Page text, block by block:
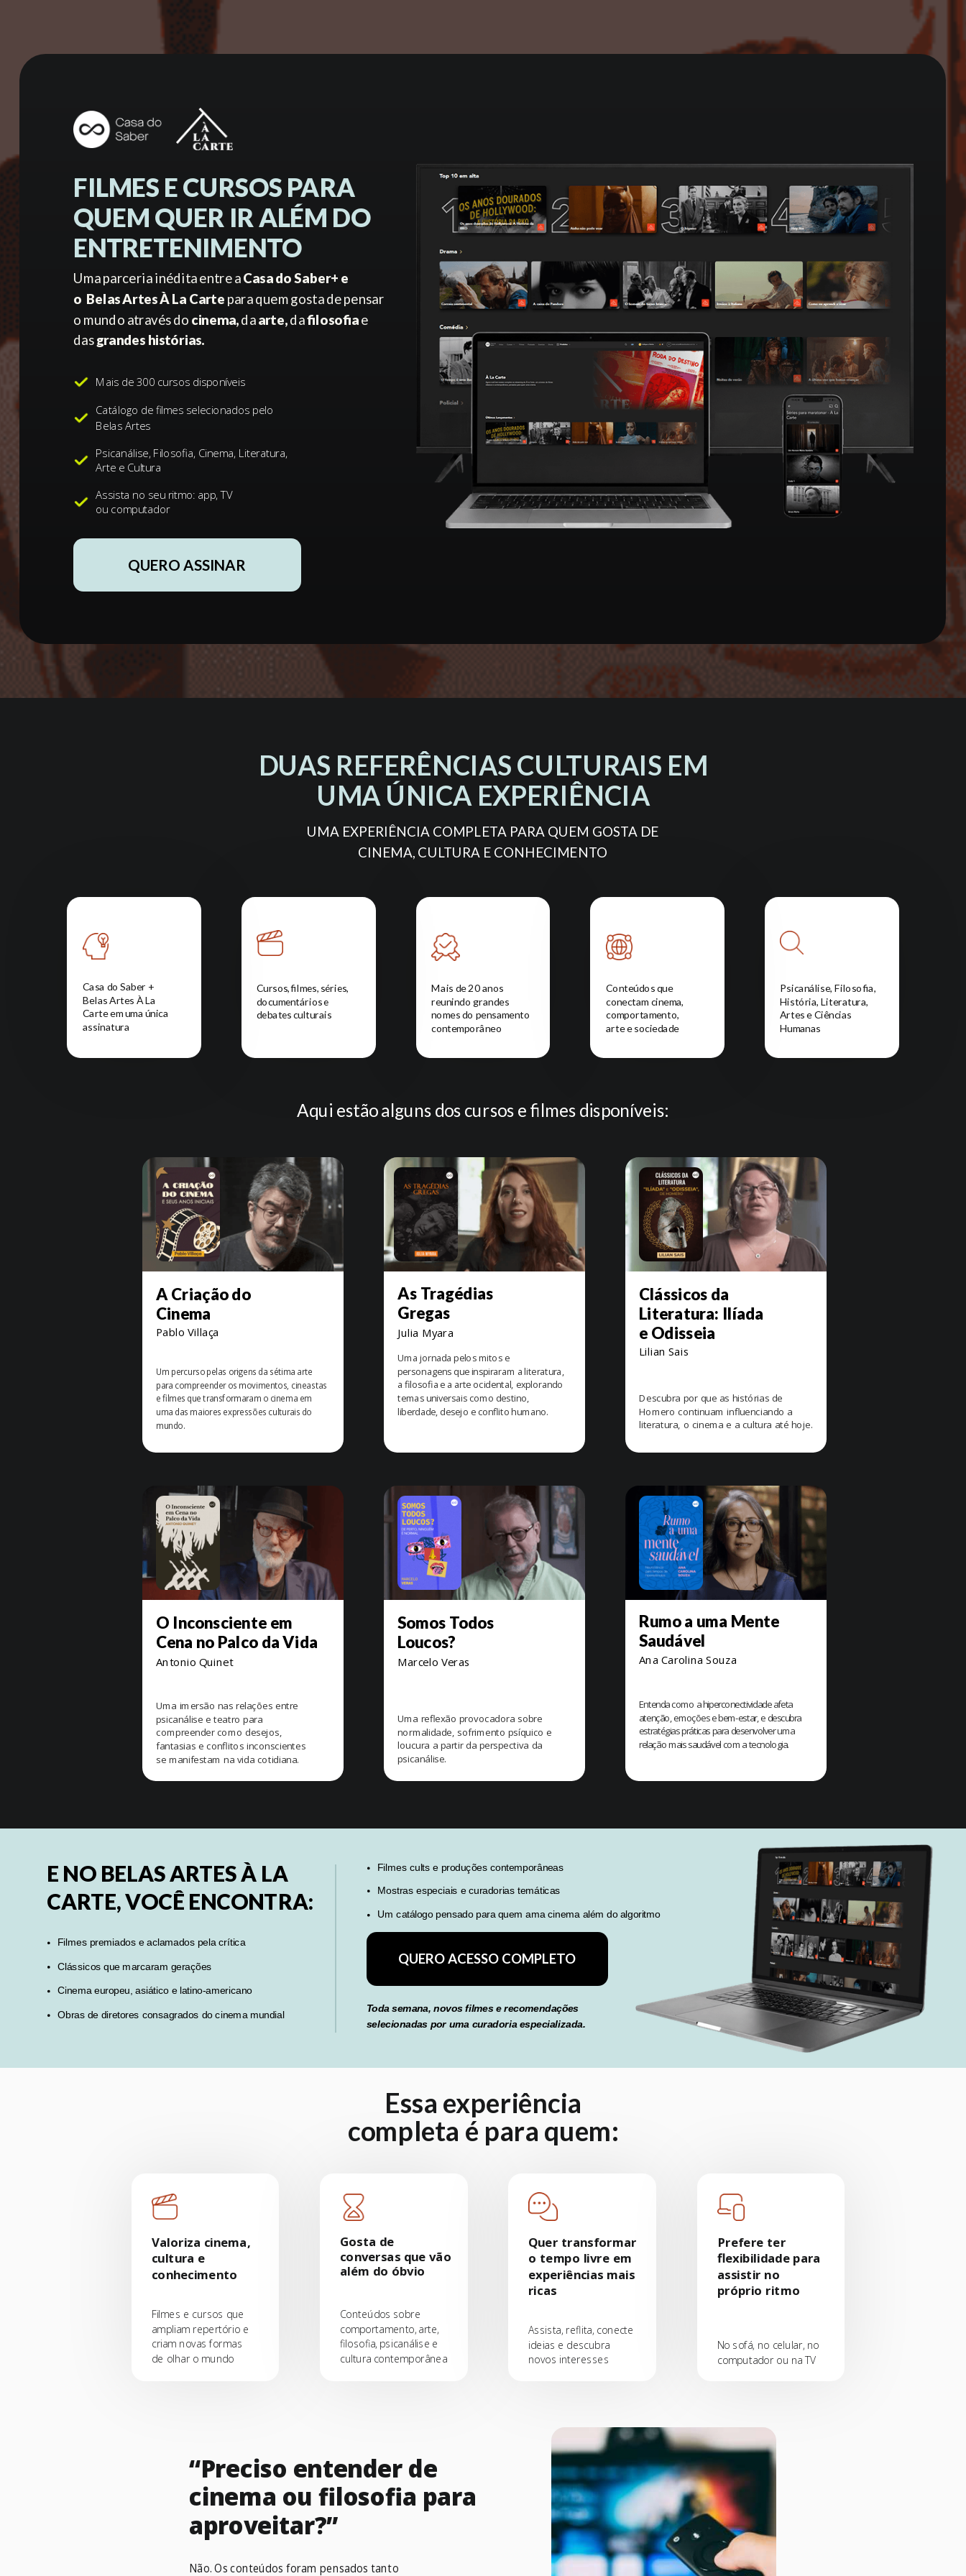
QUERO ASSINAR
FILMES E CURSOS PARA
QUEM QUER IR ALÉM DO
ENTRETENIMENTO
Uma parceria inédita entre aCasa do Saber+ e
o Belas Artes À La Carte para quem gosta de pensar
o mundo através do cinema,daarte,dafilosofiae
dasgrandes histórias.
Catálogo de filmes selecionados pelo
Belas Artes
Mais de 300 cursos disponíveis
Psicanálise, Filosofia, Cinema, Literatura,
Arte e Cultura
Assista no seu ritmo: app, TV
ou computador
DUAS REFERÊNCIAS CULTURAIS EM
UMA ÚNICA EXPERIÊNCIA
UMA EXPERIÊNCIA COMPLETA PARA QUEM GOSTA DE
CINEMA, CULTURA E CONHECIMENTO
Casa do Saber +
Belas Artes À La
Carte em uma única
assinatura
Cursos, filmes, séries,
documentários e
debates culturais
Mais de 20 anos
reunindo grandes
nomes do pensamento
contemporâneo
Conteúdos que
conectam cinema,
comportamento,
arte e sociedade
Psicanálise, Filosofia,
História, Literatura,
Artes e Ciências
Humanas
Aqui estão alguns dos cursos e filmes disponíveis:
Pablo Villaça
A Criação do
Cinema
Um percurso pelas origens da sétima arte
para compreender os movimentos, cineastas
e filmes que transformaram o cinema em
uma das maiores expressões culturais do
mundo.
Julia Myara
As Tragédias
Gregas
Uma jornada pelos mitos e
personagens que inspiraram a literatura,
a filosofia e a arte ocidental, explorando
temas universais como destino,
liberdade, desejo e conflito humano.
Lilian Sais
Clássicos da
Literatura: Ilíada
e Odisseia
Descubra por que as histórias de
Homero continuam influenciando a
literatura, o cinema e a cultura até hoje.
Marcelo Veras
Somos Todos
Loucos?
Uma reflexão provocadora sobre
normalidade, sofrimento psíquico e
loucura a partir da perspectiva da
psicanálise.
Ana Carolina Souza
Rumo a uma Mente
Saudável
Entenda como a hiperconectividade afeta
atenção, emoções e bem-estar, e descubra
estratégias práticas para desenvolver uma
relação mais saudável com a tecnologia.
Antonio Quinet
O Inconsciente em
Cena no Palco da Vida
Uma imersão nas relações entre
psicanálise e teatro para
compreender como desejos,
fantasias e conflitos inconscientes
se manifestam na vida cotidiana.
E NO BELAS ARTES À LA
CARTE, VOCÊ ENCONTRA:
Filmes premiados e aclamados pela crítica
Clássicos que marcaram gerações
Cinema europeu, asiático e latino-americano
Obras de diretores consagrados do cinema mundial
Filmes cults e produções contemporâneas
Mostras especiais e curadorias temáticas
Um catálogo pensado para quem ama cinema além do algoritmo
QUERO ACESSO COMPLETO
Toda semana, novos filmes e recomendações
selecionadas por uma curadoria especializada.
Valoriza cinema,
cultura e
conhecimento
Filmes e cursos que
ampliam repertório e
criam novas formas
de olhar o mundo
Essa experiência
completa é para quem:
Gosta de
conversas que vão
além do óbvio
Conteúdos sobre
comportamento, arte,
filosofia, psicanálise e
cultura contemporânea
Quer transformar
o tempo livre em
experiências mais
ricas
Assista, reflita, conecte
ideias e descubra
novos interesses
Prefere ter
flexibilidade para
assistir no
próprio ritmo
No sofá, no celular, no
computador ou na TV
“Preciso entender de
cinema ou filosofia para
aproveitar?”
Não. Os conteúdos foram pensados tanto